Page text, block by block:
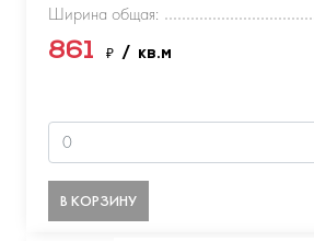
Ширина общая:
861 ₽ / кв.м
В КОРЗИНУ